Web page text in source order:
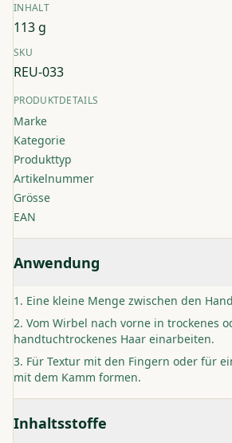
INHALT
113 g
SKU
REU-033
PRODUKTDETAILS
Marke
Kategorie
Produkttyp
Artikelnummer
Grösse
EAN
Anwendung
Eine kleine Menge zwischen den
Vom Wirbel nach vorne in trockenes
handtuchtrockenes Haar einarbeiten.
Für Textur mit den Fingern oder für
mit dem Kamm formen.
Inhaltsstoffe